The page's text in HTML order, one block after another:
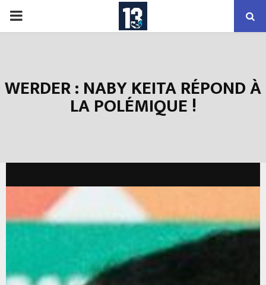
PRIMARY
WERDER : NABY KEITA RÉPOND À
LA POLÉMIQUE !